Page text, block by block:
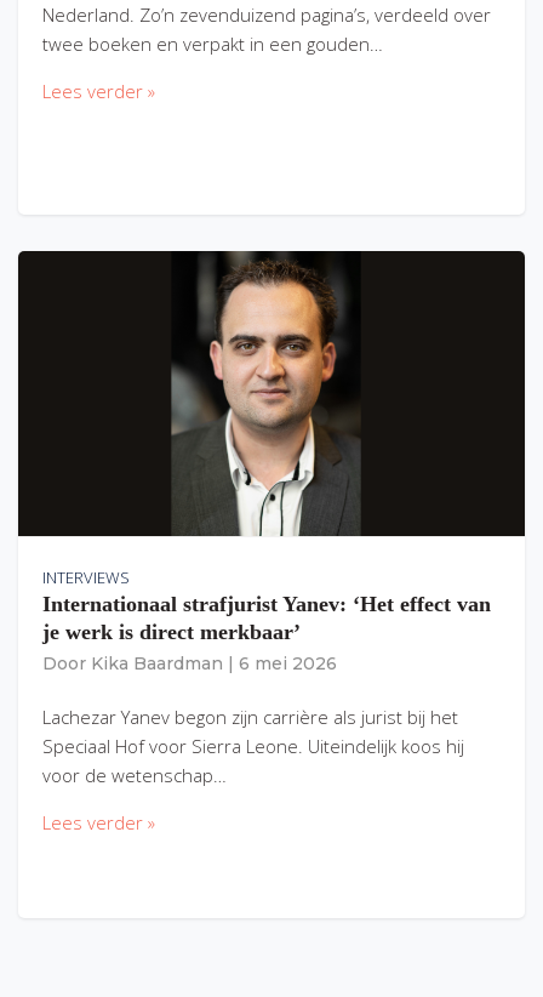
Nederland. Zo’n zevenduizend pagina’s, verdeeld over
twee boeken en verpakt in een gouden…
Lees verder »
INTERVIEWS
Internationaal strafjurist Yanev: ‘Het effect van
je werk is direct merkbaar’
Door Kika Baardman 6 mei 2026
Lachezar Yanev begon zijn carrière als jurist bij het
Speciaal Hof voor Sierra Leone. Uiteindelijk koos hij
voor de wetenschap…
Lees verder »